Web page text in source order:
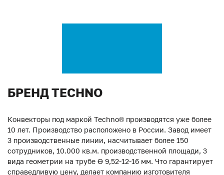
БРЕНД TECHNO
Конвекторы под маркой Techno® производятся уже более
10 лет. Производство расположено в России. Завод имеет
3 производственные линии, насчитывает более 150
сотрудников, 10.000 кв.м. производственной площади, 3
вида геометрии на трубе ϴ 9,52-12-16 мм. Что гарантирует
справедливую цену, делает компанию изготовителя